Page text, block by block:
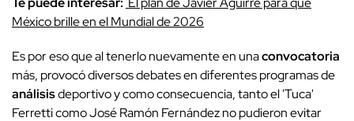
México brille en el Mundial de 2026
Es por eso que al tenerlo nuevamente en unaconvocatoria
más, provocó diversos debates en diferentes programas de
análisisdeportivo y como consecuencia, tanto el 'Tuca'
Ferretti como José Ramón Fernández no pudieron evitar